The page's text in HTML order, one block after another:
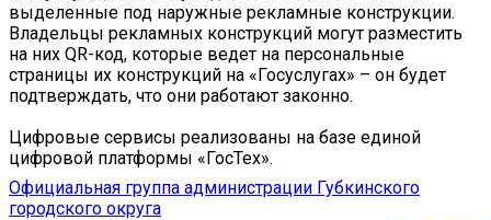
выделенные под наружные рекламные конструкции.
Владельцы рекламных конструкций могут разместить
на них QR-код, которые ведет на персональные
страницы их конструкций на «Госуслугах» – он будет
подтверждать, что они работают законно.
Цифровые сервисы реализованы на базе единой
цифровой платформы «ГосТех».
Официальная группа администрации Губкинского
городского округа